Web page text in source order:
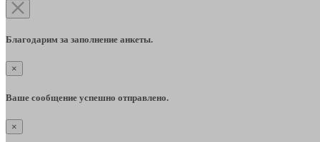
Благодарим за заполнение анкеты.
×
Ваше сообщение успешно отправлено.
×